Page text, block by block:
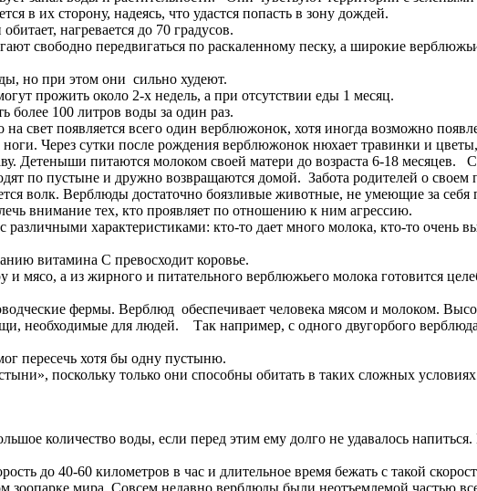
в их сторону, надеясь, что удастся попасть в зону дождей.
нагревается до 70 градусов.
свободно передвигаться по раскаленному песку, а широкие
но при этом они сильно худеют.
прожить около 2-х недель, а при отсутствии еды 1 месяц.
100 литров воды за один раз.
на свет появляется всего один верблюжонок, хотя иногда возможно
Через сутки после рождения верблюжонок нюхает травинки и цветы,
Детеныши питаются молоком своей матери до возраста 6-18 месяцев.
по пустыне и дружно возвращаются домой. Забота родителей о
волк. Верблюды достаточно боязливые животные, не умеющие за себя
внимание тех, кто проявляет по отношению к ним агрессию.
характеристиками: кто-то дает много молока, кто-то очень
витамина С превосходит коровье.
и мясо, а из жирного и питательного верблюжьего молока готовится
фермы. Верблюд обеспечивает человека мясом и молоком.
необходимые для людей. Так например, с одного двугорбого
пересечь хотя бы одну пустыню.
поскольку только они способны обитать в таких сложных
количество воды, если перед этим ему долго не удавалось
до 40-60 километров в час и длительное время бежать с такой
мира. Совсем недавно верблюды были неотъемлемой частью